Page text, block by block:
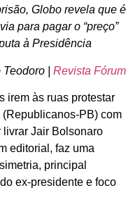
Globo revela que é
para pagar o “preço”
à Presidência
| Revista Fórum
irem às ruas protestar
PB) com
livrar Jair Bolsonaro
editorial, faz uma
principal
ex-presidente e foco